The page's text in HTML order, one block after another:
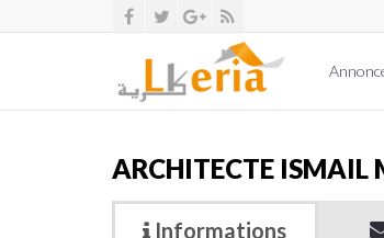
ARCHITECTE ISMAIL
Informations